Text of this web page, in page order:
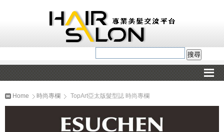
Home 時尚專欄 TopArt亞太版髮型誌 時尚專欄